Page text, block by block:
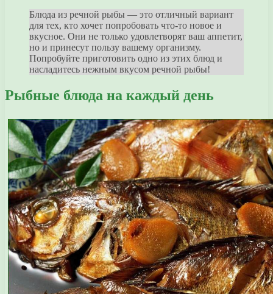
Блюда из речной рыбы — это отличный вариант
для тех, кто хочет попробовать что-то новое и
вкусное. Они не только удовлетворят ваш аппетит,
но и принесут пользу вашему организму.
Попробуйте приготовить одно из этих блюд и
насладитесь нежным вкусом речной рыбы!
Рыбные блюда на каждый день